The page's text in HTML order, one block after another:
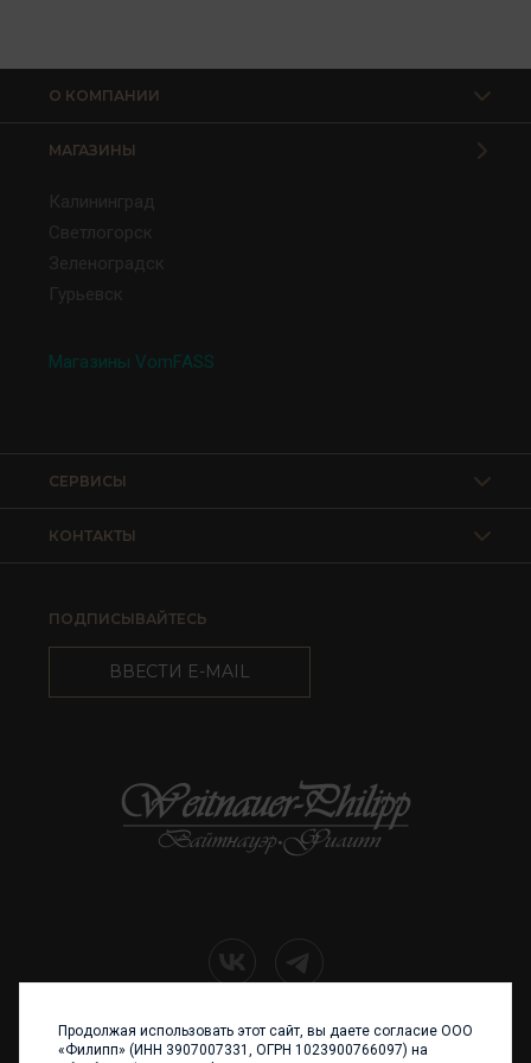
О КОМПАНИИ
МАГАЗИНЫ
Калининград
Светлогорск
Зеленоградск
Гурьевск
Магазины VomFASS
КОНТАКТЫ
СЕРВИСЫ
ПОДПИСЫВАЙТЕСЬ
ВВЕСТИ E-MAIL
+7 (4012) 960 898
Продолжая использовать этот сайт, вы даете согласие ООО
«Филипп» (ИНН 3907007331, ОГРН 1023900766097) на